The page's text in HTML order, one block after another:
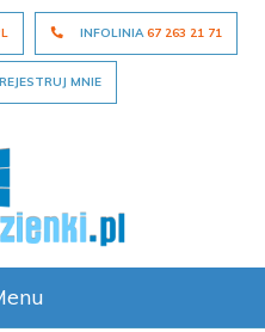
INFOLINIA67 263 21 71
MNIE